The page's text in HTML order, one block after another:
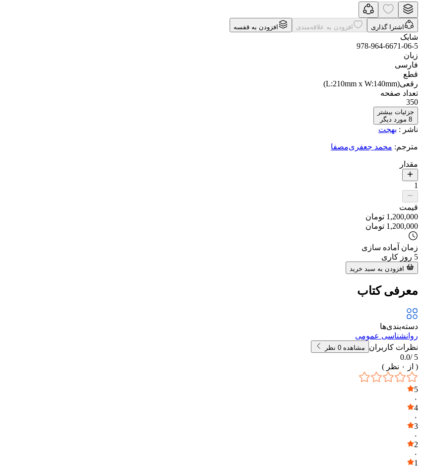
اشترا گذاری افزودن به علاقه‌مندی افزودن به قفسه
شابک
978-964-6671-06-5
زبان
فارسی
قطع
رقعی(L:210mm x W:140mm)
تعداد صفحه
350
جزئیات بیشتر
8 مورد دیگر
ناشر : بهجت
مترجم: محمد جعفری‌مصفا
مقدار
1
قیمت
1,200,000 تومان
1,200,000 تومان
زمان آماده سازی
5 روز کاری
افزودن به سبد خرید
معرفی کتاب
دسته‌بندی‌ها
روانشناسی عمومی
نظرات کاربران
مشاهده 0 نظر
5 /
0.0
( از
۰ نظر )
5
۰
4
۰
3
۰
2
۰
1